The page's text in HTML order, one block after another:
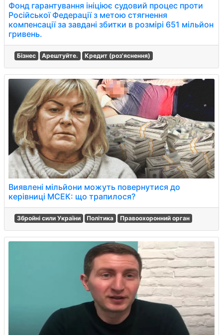
Фонд гарантування ініціює судовий процес проти
Російської Федерації з метою стягнення
компенсації за завдані збитки в розмірі 651 мільйон
гривень.
Бізнес Арештуйте. Кредит (роз'яснення)
Виявлені мільйони можуть повернутися до
керівниці МСЕК: що трапилося?
Збройні сили України Політика Правоохоронний орган